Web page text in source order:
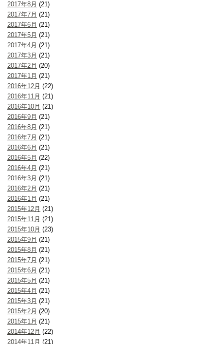
2017年8月 (21)
2017年7月 (21)
2017年6月 (21)
2017年5月 (21)
2017年4月 (21)
2017年3月 (21)
2017年2月 (20)
2017年1月 (21)
2016年12月 (22)
2016年11月 (21)
2016年10月 (21)
2016年9月 (21)
2016年8月 (21)
2016年7月 (21)
2016年6月 (21)
2016年5月 (22)
2016年4月 (21)
2016年3月 (21)
2016年2月 (21)
2016年1月 (21)
2015年12月 (21)
2015年11月 (21)
2015年10月 (23)
2015年9月 (21)
2015年8月 (21)
2015年7月 (21)
2015年6月 (21)
2015年5月 (21)
2015年4月 (21)
2015年3月 (21)
2015年2月 (20)
2015年1月 (21)
2014年12月 (22)
2014年11月 (21)